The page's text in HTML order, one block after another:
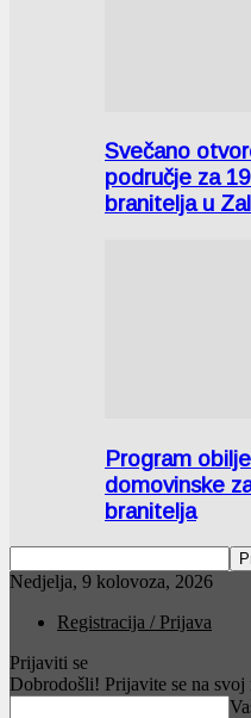
Svečano
područje za
branitelja u
Program
domovinske
branitelja
Nedjelja, 9 kolovoza, 2026
Registracija / Prijava
Prijaviti se
Dobrodošli! Prijavite se na svoj